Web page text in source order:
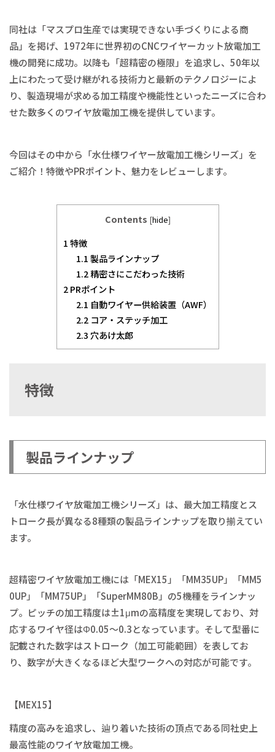
同社は「マスプロ生産では実現できない手づくりによる商
品」を掲げ、1972年に世界初のCNCワイヤーカット放電加工
機の開発に成功。以降も「超精密の極限」を追求し、50年以
上にわたって受け継がれる技術力と最新のテクノロジーによ
り、製造現場が求める加工精度や機能性といったニーズに合わ
せた数多くのワイヤ放電加工機を提供しています。
今回はその中から「水仕様ワイヤー放電加工機シリーズ」を
ご紹介！特徴やPRポイント、魅力をレビューします。
Contents [hide]
1特徴
1.1製品ラインナップ
1.2精密さにこだわった技術
2PRポイント
2.1 自動ワイヤー供給装置（AWF）
2.2コア・ステッチ加工
2.3 穴あけ太郎
特徴
製品ラインナップ
「水仕様ワイヤ放電加工機シリーズ」は、最大加工精度とス
トローク長が異なる8種類の製品ラインナップを取り揃えてい
ます。
超精密ワイヤ放電加工機には「MEX15」「MM35UP」「MM5
0UP」「MM75UP」「SuperMM80B」の5機種をラインナッ
プ。ピッチの加工精度は±1μmの高精度を実現しており、対
応するワイヤ径はΦ0.05～0.3となっています。そして型番に
記載された数字はストローク（加工可能範囲）を表してお
り、数字が大きくなるほど大型ワークへの対応が可能です。
【MEX15】
精度の高みを追求し、辿り着いた技術の頂点である同社史上
最高性能のワイヤ放電加工機。